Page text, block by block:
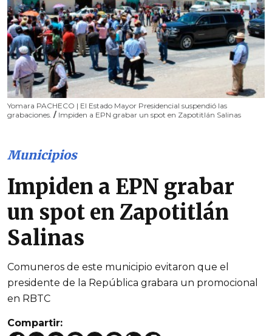
Yomara PACHECO | El Estado Mayor Presidencial suspendió las
grabaciones. / Impiden a EPN grabar un spot en Zapotitlán Salinas
Municipios
Impiden a EPN grabar
un spot en Zapotitlán
Salinas
Comuneros de este municipio evitaron que el
presidente de la República grabara un promocional
en RBTC
Compartir: